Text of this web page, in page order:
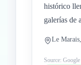
histórico
galerías de
Le
Source: Google